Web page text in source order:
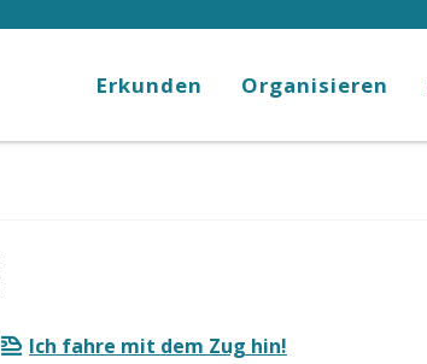
Erkunden Organisieren
Ich fahre mit dem Zug hin!